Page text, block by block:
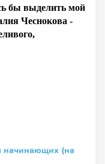
бы выделить мой
Чеснокова -
начинающих (на